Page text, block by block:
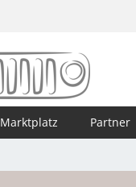
Marktplatz Partner